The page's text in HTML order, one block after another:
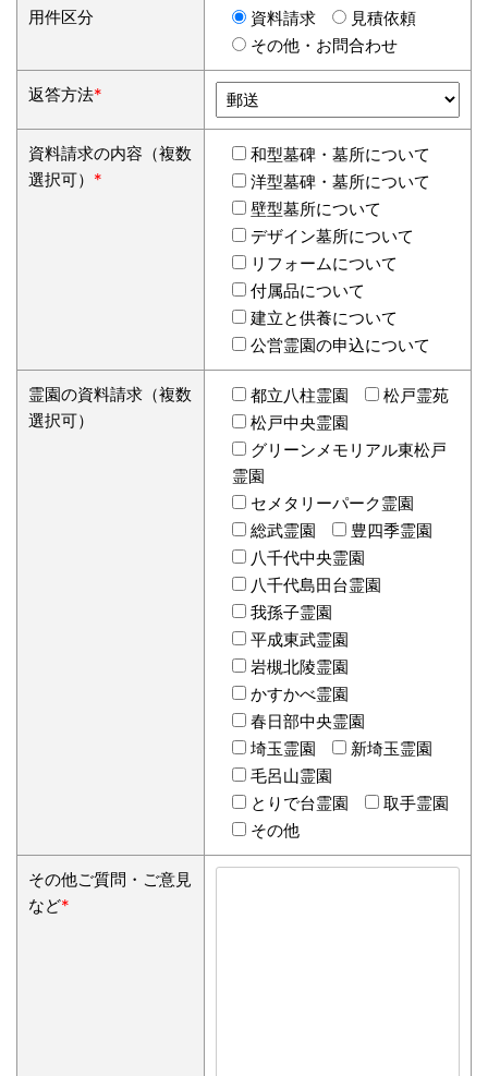
用件区分 資料請求
見積依頼
その他・お問合わせ
返答方法*
資料請求の内容（複数
選択可） *
和型墓碑・墓所について
洋型墓碑・墓所について
壁型墓所について
デザイン墓所について
リフォームについて
付属品について
建立と供養について
公営霊園の申込について
霊園の資料請求（複数
選択可）
都立八柱霊園
松戸霊苑
松戸中央霊園
グリーンメモリアル東松戸
霊園
セメタリーパーク霊園
総武霊園
豊四季霊園
八千代中央霊園
八千代島田台霊園
我孫子霊園
平成東武霊園
岩槻北陵霊園
かすかべ霊園
春日部中央霊園
埼玉霊園
新埼玉霊園
毛呂山霊園
とりで台霊園
取手霊園
その他
その他ご質問・ご意見
など*